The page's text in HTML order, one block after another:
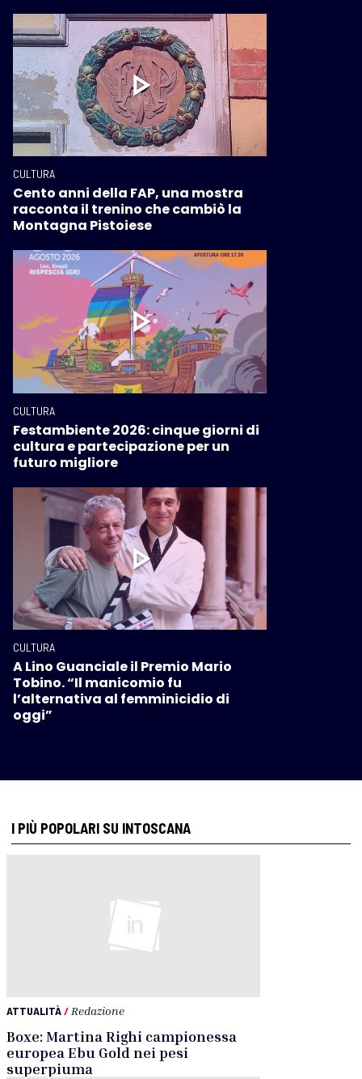
CULTURA
Cento anni della FAP, una mostra
racconta il trenino che cambiò la
Montagna Pistoiese
CULTURA
Festambiente 2026: cinque giorni di
cultura e partecipazione per un
futuro migliore
CULTURA
A Lino Guanciale il Premio Mario
Tobino. “Il manicomio fu
l’alternativa al femminicidio di
oggi”
I PIÙ POPOLARI SU INTOSCANA
ATTUALITÀ/ Redazione
Boxe: Martina Righi campionessa
europea Ebu Gold nei pesi
superpiuma